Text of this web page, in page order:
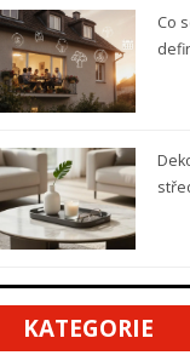
Co
KATEGORIE